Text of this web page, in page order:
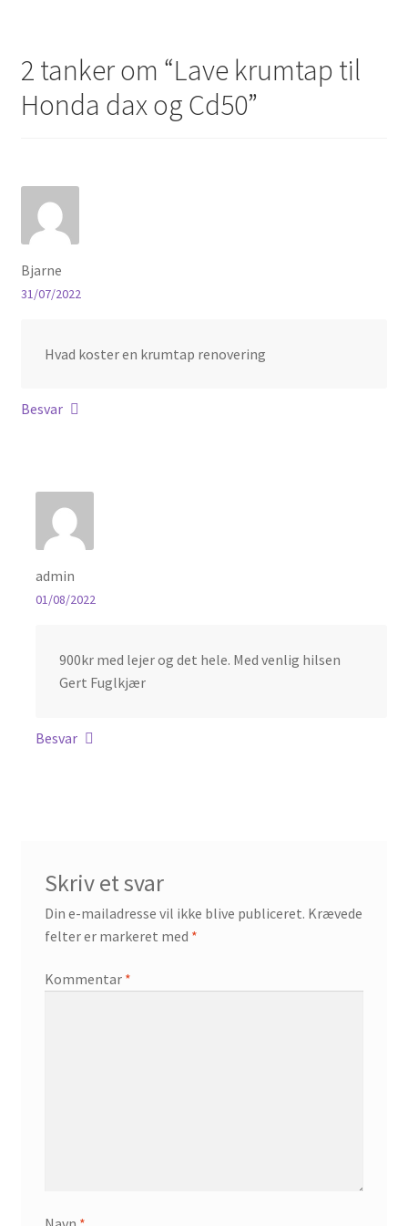
2 tanker om “Lave krumtap til
Honda dax og Cd50”
Bjarne
31/07/2022
Hvad koster en krumtap renovering
Besvar
admin
01/08/2022
900kr med lejer og det hele. Med venlig hilsen
Gert Fuglkjær
Besvar
Skriv et svar
Din e-mailadresse vil ikke blive publiceret. Krævede
felter er markeret med *
Kommentar *